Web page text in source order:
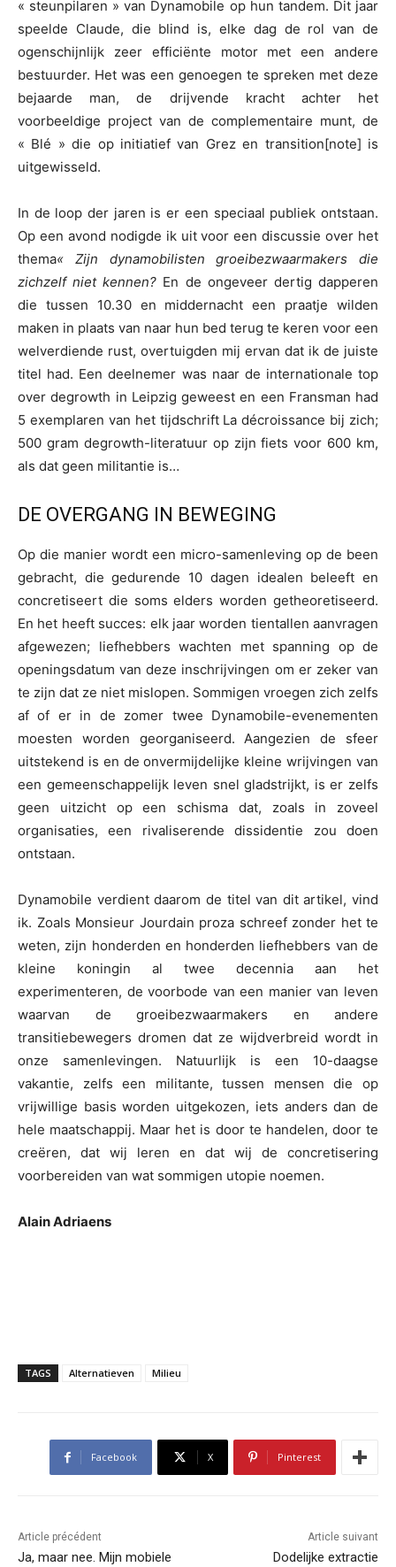
« steunpilaren » van Dynamobile op hun tandem. Dit jaar
speelde Claude, die blind is, elke dag de rol van de
ogenschijnlijk zeer efficiënte motor met een andere
bestuurder. Het was een genoegen te spreken met deze
bejaarde man, de drijvende kracht achter het
voorbeeldige project van de complementaire munt, de
« Blé » die op initiatief van Grez en transition[note] is
uitgewisseld.
In de loop der jaren is er een speciaal publiek ontstaan.
Op een avond nodigde ik uit voor een discussie over het
thema« Zijn dynamobilisten groeibezwaarmakers die
zichzelf niet kennen? En de ongeveer dertig dapperen
die tussen 10.30 en middernacht een praatje wilden
maken in plaats van naar hun bed terug te keren voor een
welverdiende rust, overtuigden mij ervan dat ik de juiste
titel had. Een deelnemer was naar de internationale top
over degrowth in Leipzig geweest en een Fransman had
5 exemplaren van het tijdschrift La décroissance bij zich;
500 gram degrowth-literatuur op zijn fiets voor 600 km,
als dat geen militantie is…
DE OVERGANG IN BEWEGING
Op die manier wordt een micro-samenleving op de been
gebracht, die gedurende 10 dagen idealen beleeft en
concretiseert die soms elders worden getheoretiseerd.
En het heeft succes: elk jaar worden tientallen aanvragen
afgewezen; liefhebbers wachten met spanning op de
openingsdatum van deze inschrijvingen om er zeker van
te zijn dat ze niet mislopen. Sommigen vroegen zich zelfs
af of er in de zomer twee Dynamobile-evenementen
moesten worden georganiseerd. Aangezien de sfeer
uitstekend is en de onvermijdelijke kleine wrijvingen van
een gemeenschappelijk leven snel gladstrijkt, is er zelfs
geen uitzicht op een schisma dat, zoals in zoveel
organisaties, een rivaliserende dissidentie zou doen
ontstaan.
Dynamobile verdient daarom de titel van dit artikel, vind
ik. Zoals Monsieur Jourdain proza schreef zonder het te
weten, zijn honderden en honderden liefhebbers van de
kleine koningin al twee decennia aan het
experimenteren, de voorbode van een manier van leven
waarvan de groeibezwaarmakers en andere
transitiebewegers dromen dat ze wijdverbreid wordt in
onze samenlevingen. Natuurlijk is een 10-daagse
vakantie, zelfs een militante, tussen mensen die op
vrijwillige basis worden uitgekozen, iets anders dan de
hele maatschappij. Maar het is door te handelen, door te
creëren, dat wij leren en dat wij de concretisering
voorbereiden van wat sommigen utopie noemen.
Alain Adriaens
TAGS Alternatieven Milieu
Facebook X Pinterest
Article précédent
Ja, maar nee. Mijn mobiele
Article suivant
Dodelijke extractie